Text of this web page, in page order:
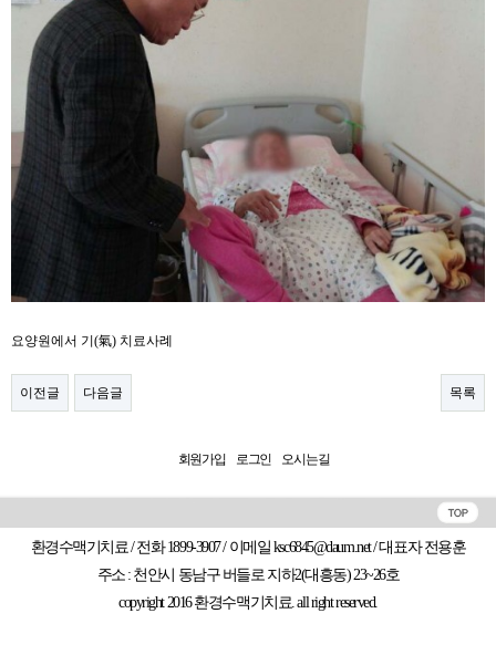
요양원에서 기(氣) 치료사례​
이전글 다음글 목록
회원가입 로그인 오시는길
환경수맥기치료 / 전화 1899-3907 / 이메일 ksc6845@daum.net / 대표자 전용훈
주소 : 천안시 동남구 버들로 지하2(대흥동) 23~26호
copyright 2016 환경수맥기치료. all right reserved.